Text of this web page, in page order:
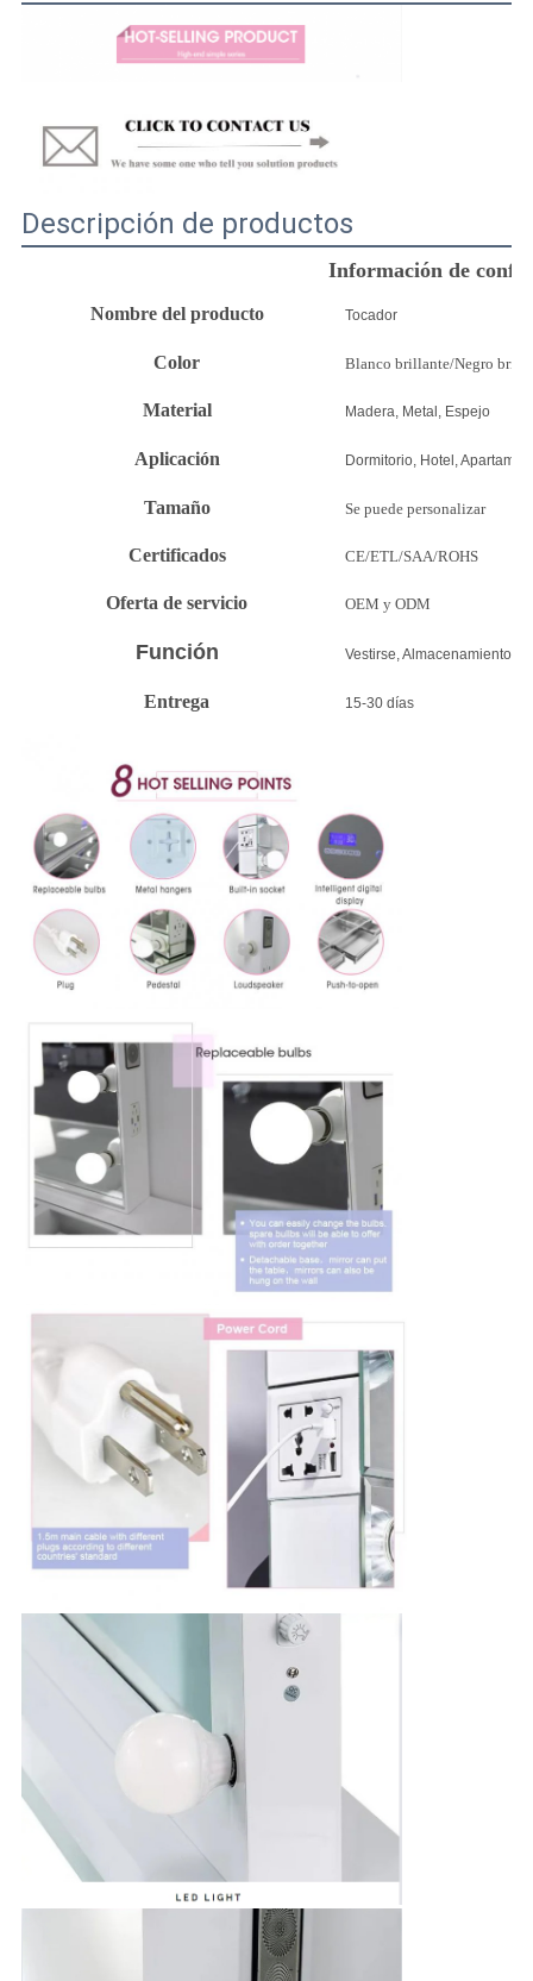
DE
Descripción de productos
Información de
Nombre del producto Tocador
Color Blanco brillante/Negro
Material Madera, Metal, Espejo
Aplicación Dormitorio, Hotel,
Tamaño Se puede personalizar
Certificados CE/ETL/SAA/ROHS
Oferta de servicio OEM y ODM
Función Vestirse, Almacenamiento,
Entrega 15-30 días